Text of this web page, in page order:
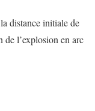
distance initiale de
de l’explosion en arc